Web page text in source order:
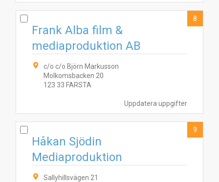
Uppdatera uppgifter
Frank Alba film &
mediaproduktion AB
c/o c/o Björn Markusson
Molkomsbacken 20
123 33 FARSTA
8
Håkan Sjödin
Mediaproduktion
Sallyhillsvägen 21
9